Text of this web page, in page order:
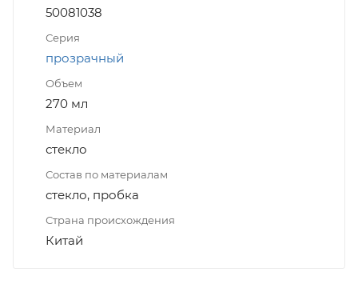
50081038
Серия
прозрачный
Объем
270 мл
Материал
стекло
Состав по материалам
стекло, пробка
Страна происхождения
Китай